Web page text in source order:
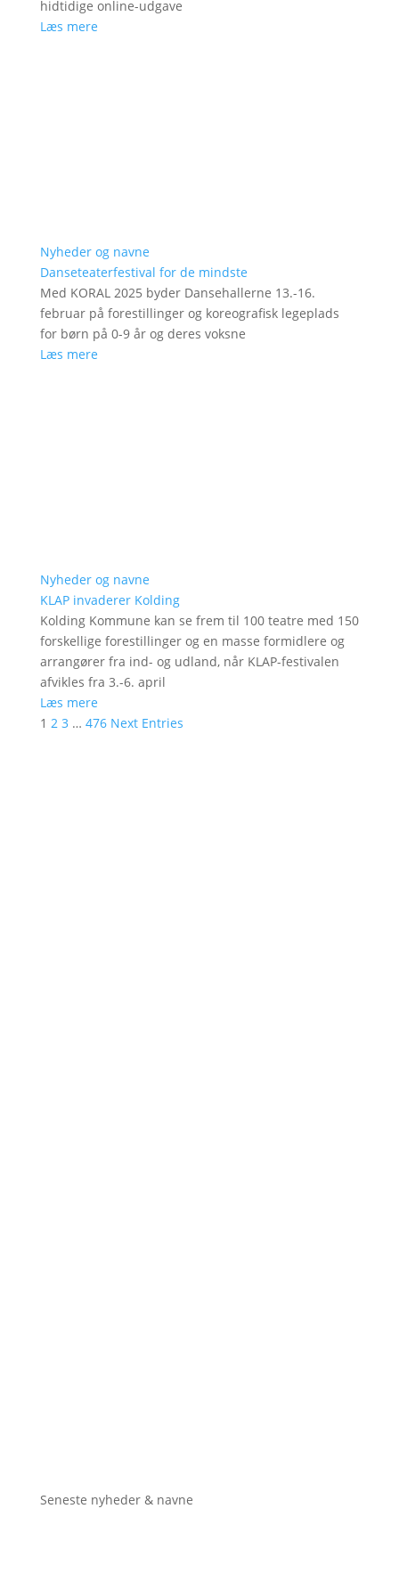
hidtidige online-udgave
Læs mere
Nyheder og navne
Danseteaterfestival for de mindste
Med KORAL 2025 byder Dansehallerne 13.-16.
februar på forestillinger og koreografisk legeplads
for børn på 0-9 år og deres voksne
Læs mere
Nyheder og navne
KLAP invaderer Kolding
Kolding Kommune kan se frem til 100 teatre med 150
forskellige forestillinger og en masse formidlere og
arrangører fra ind- og udland, når KLAP-festivalen
afvikles fra 3.-6. april
Læs mere
1 2 3 … 476 Next Entries
Seneste nyheder & navne